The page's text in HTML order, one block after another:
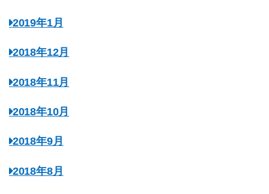
2019年1月
2018年12月
2018年11月
2018年10月
2018年9月
2018年8月